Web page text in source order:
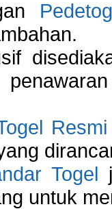
Resmi
Togel
untuk